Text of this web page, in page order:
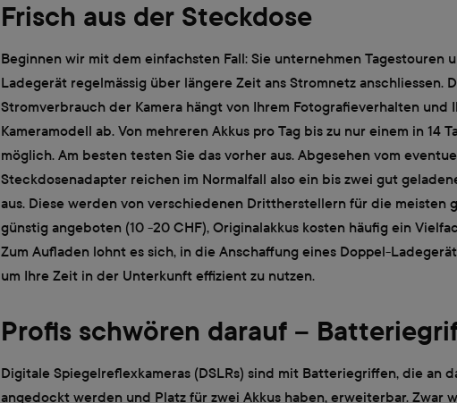
Frisch aus der Steckdose
Beginnen wir mit dem einfachsten Fall: Sie unternehmen Tagestouren
Ladegerät regelmässig über längere Zeit ans Stromnetz anschliessen.
Stromverbrauch der Kamera hängt von Ihrem Fotografieverhalten und
Kameramodell ab. Von mehreren Akkus pro Tag bis zu nur einem in 14
möglich. Am besten testen Sie das vorher aus. Abgesehen vom
Steckdosenadapter reichen im Normalfall also ein bis zwei gut
aus. Diese werden von verschiedenen Drittherstellern für die meisten
günstig angeboten (10 -20 CHF), Originalakkus kosten häufig ein
Zum Aufladen lohnt es sich, in die Anschaffung eines Doppel-
um Ihre Zeit in der Unterkunft effizient zu nutzen.
Profis schwören darauf –
Digitale Spiegelreflexkameras (DSLRs) sind mit Batteriegriffen, die an
angedockt werden und Platz für zwei Akkus haben, erweiterbar. Zwar